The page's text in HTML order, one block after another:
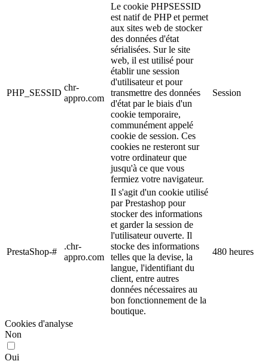
PHP_SESSID
chr-
appro.com
Le cookie PHPSESSID
est natif de PHP et permet
aux sites web de stocker
des données d'état
sérialisées. Sur le site
web, il est utilisé pour
établir une session
d'utilisateur et pour
transmettre des données
d'état par le biais d'un
cookie temporaire,
communément appelé
cookie de session. Ces
cookies ne resteront sur
votre ordinateur que
jusqu'à ce que vous
fermiez votre navigateur.
Session
PrestaShop-#
.chr-
appro.com
Il s'agit d'un cookie utilisé
par Prestashop pour
stocker des informations
et garder la session de
l'utilisateur ouverte. Il
stocke des informations
telles que la devise, la
langue, l'identifiant du
client, entre autres
données nécessaires au
bon fonctionnement de la
boutique.
480 heures
Cookies d'analyse
Non
Oui